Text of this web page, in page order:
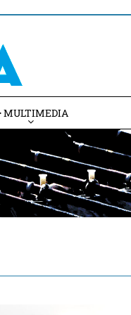
MULTIMEDIA